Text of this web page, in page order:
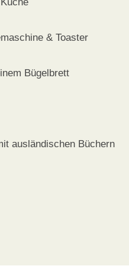
& Toaster
Bügelbrett
ausländischen Büchern